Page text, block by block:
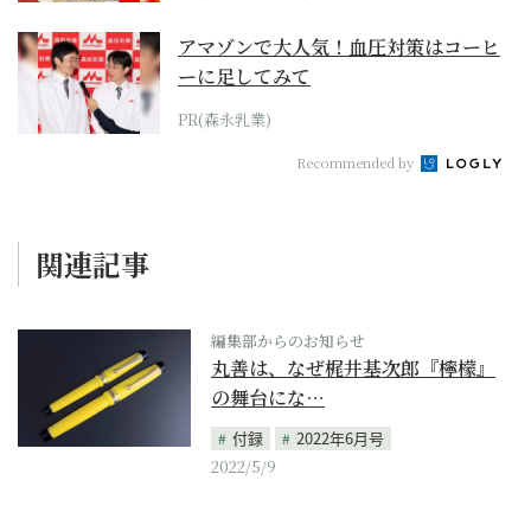
アマゾンで大人気！血圧対策はコーヒ
ーに足してみて
PR(森永乳業)
Recommended by
関連記事
編集部からのお知らせ
丸善は、なぜ梶井基次郎『檸檬』
の舞台にな…
付録
2022年6月号
2022/5/9